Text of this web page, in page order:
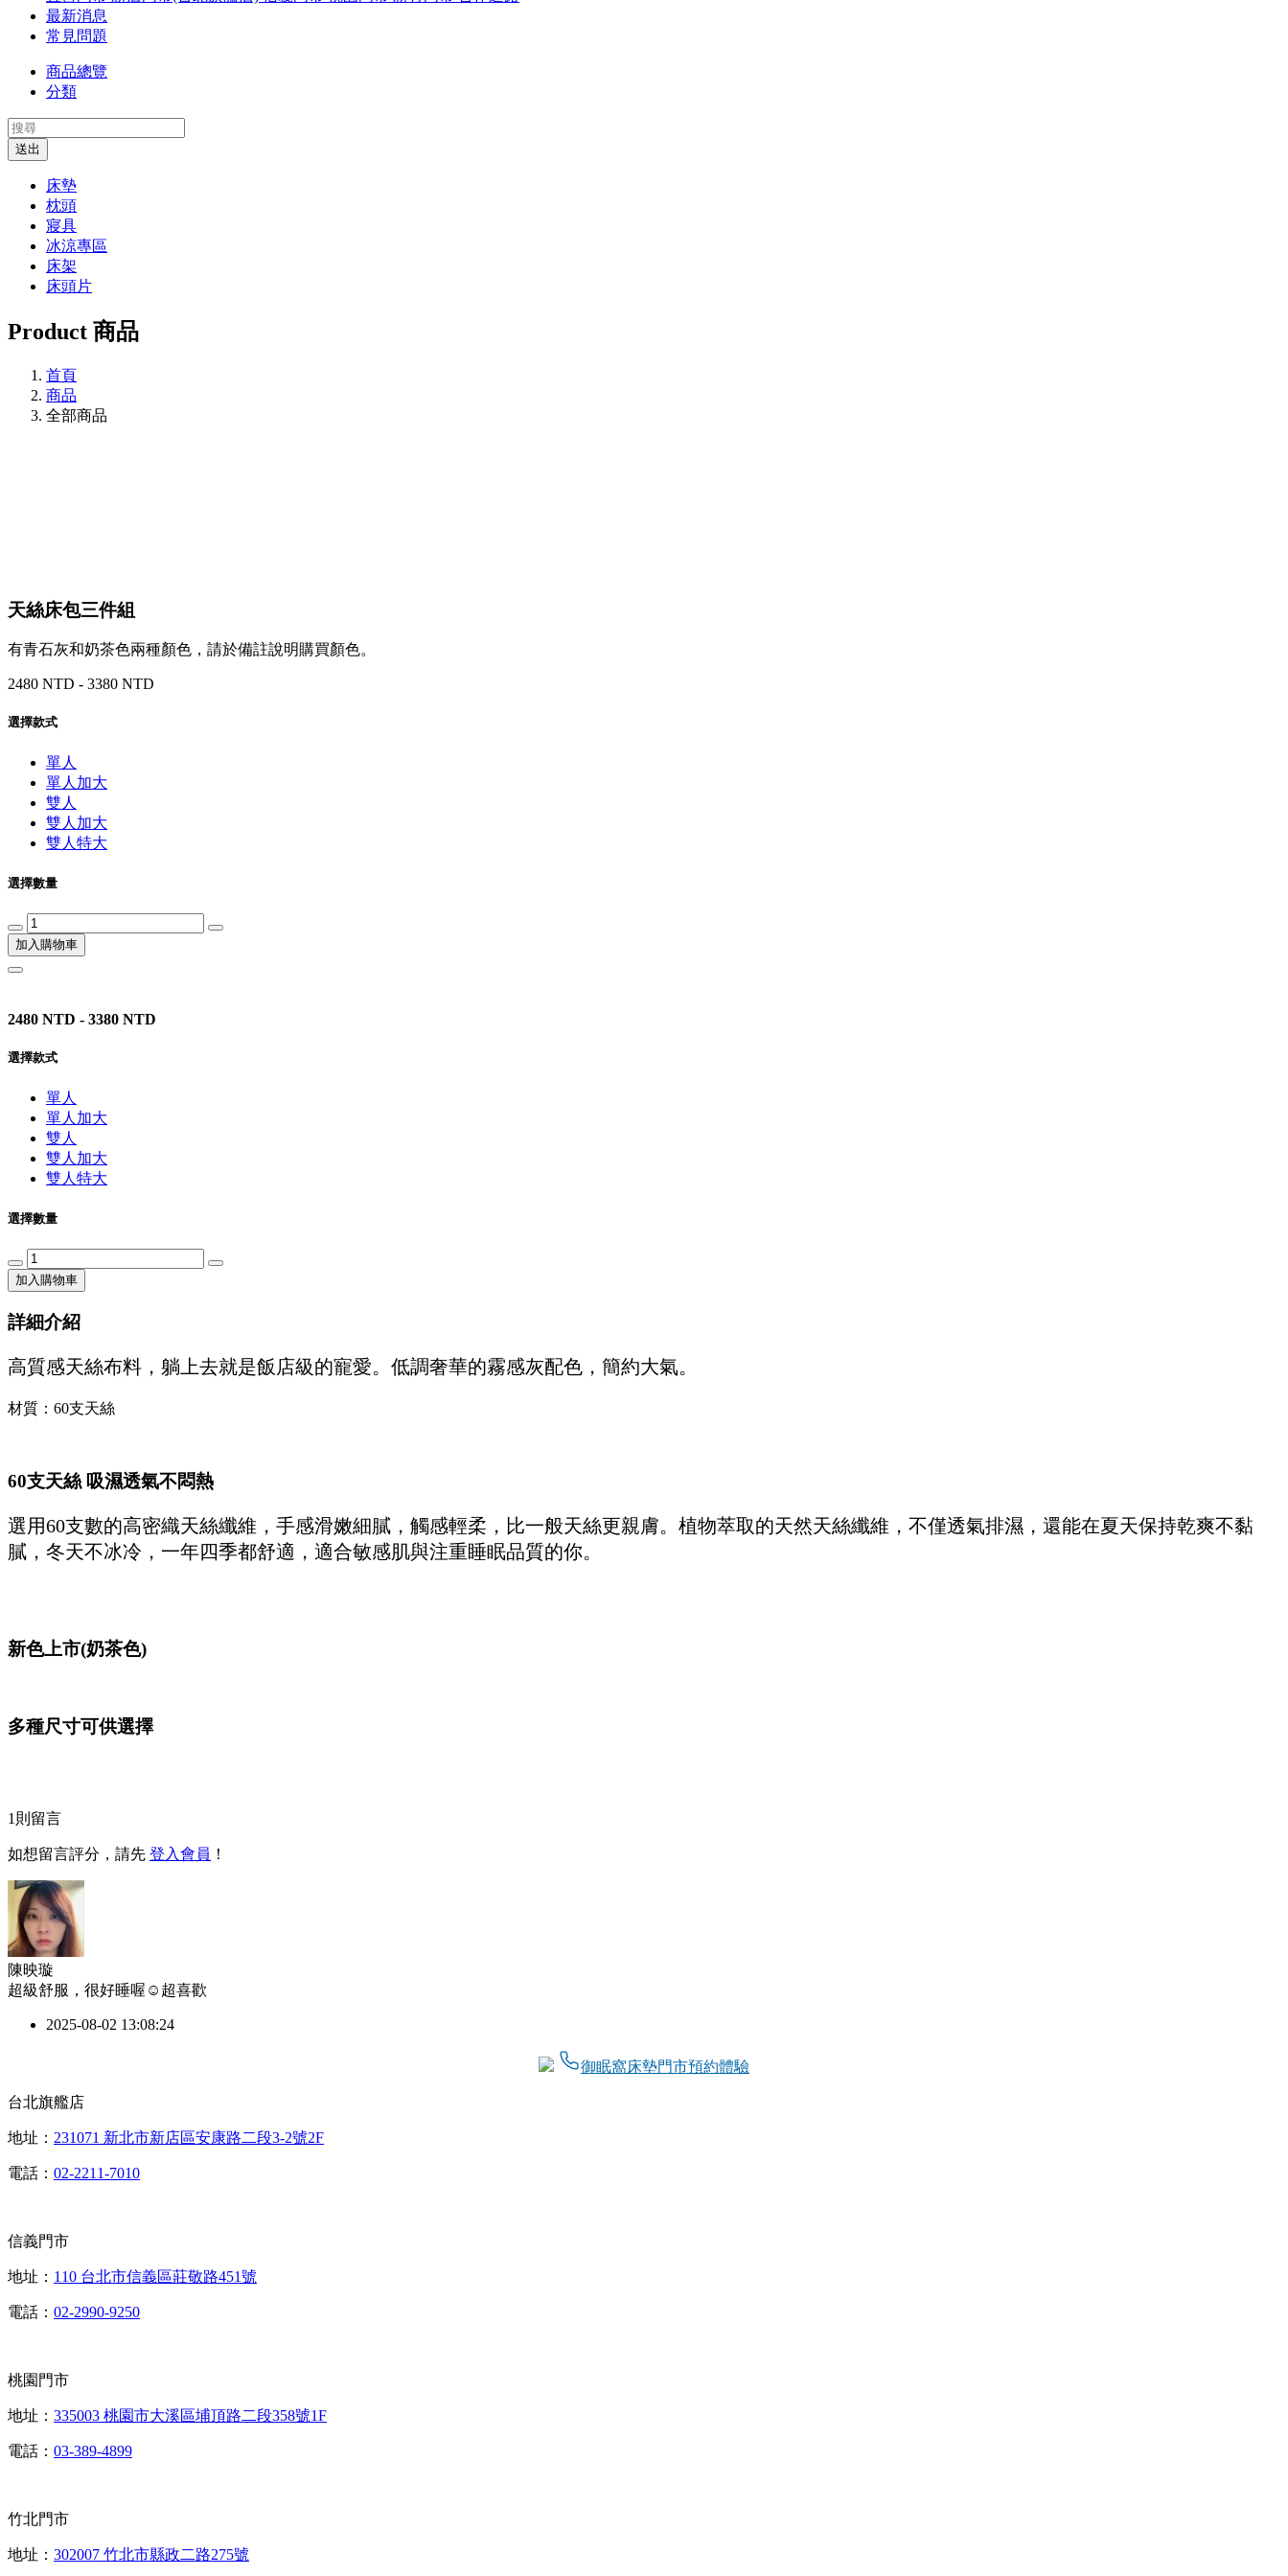
最新消息
常見問題
商品總覽
分類
送出
床墊
枕頭
寢具
冰涼專區
床架
床頭片
Product 商品
首頁
商品
全部商品
天絲床包三件組
有青石灰和奶茶色兩種顏色，請於備註說明購買顏色。
2480 NTD - 3380 NTD
選擇款式
單人
單人加大
雙人
雙人加大
雙人特大
選擇數量
加入購物車
2480 NTD - 3380 NTD
選擇款式
單人
單人加大
雙人
雙人加大
雙人特大
選擇數量
加入購物車
詳細介紹
高質感天絲布料，躺上去就是飯店級的寵愛。低調奢華的霧感灰配色，簡約大氣。
材質：60支天絲
60支天絲 吸濕透氣不悶熱
選用60支數的高密織天絲纖維，手感滑嫩細膩，觸感輕柔，比一般天絲更親膚。植物萃取的天然天絲纖維，不僅透氣排濕，還能在夏天保持乾爽不黏
膩，冬天不冰冷，一年四季都舒適，適合敏感肌與注重睡眠品質的你。
新色上市(奶茶色)
多種尺寸可供選擇
1 則留言
如想留言評分，請先 登入會員 ！
陳映璇
超級舒服，很好睡喔☺️超喜歡
2025-08-02 13:08:24
御眠窩床墊門市預約體驗
台北旗艦店
地址： 231071 新北市新店區安康路二段3-2號2F
電話： 02-2211-7010
信義門市
地址： 110 台北市信義區莊敬路451號
電話： 02-2990-9250
桃園門市
地址： 335003 桃園市大溪區埔頂路二段358號1F
電話： 03-389-4899
竹北門市
地址： 302007 竹北市縣政二路275號